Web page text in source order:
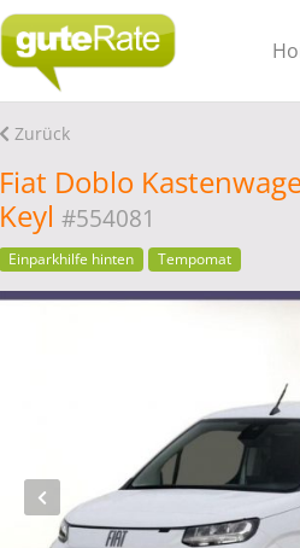
Zurück
Fiat Doblo
Keyl #554081
Einparkhilfe hinten Tempomat